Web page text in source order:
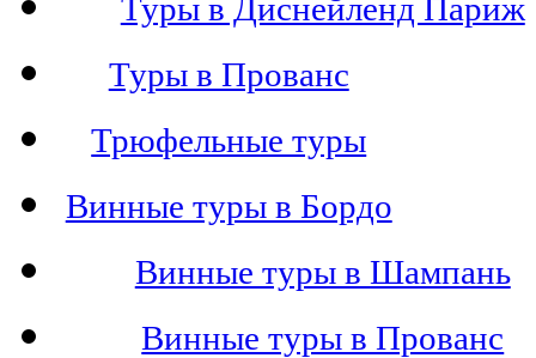
Туры в Диснейленд Париж
Туры в Прованс
Трюфельные туры
Винные туры в Бордо
Винные туры в Шампань
Винные туры в Прованс